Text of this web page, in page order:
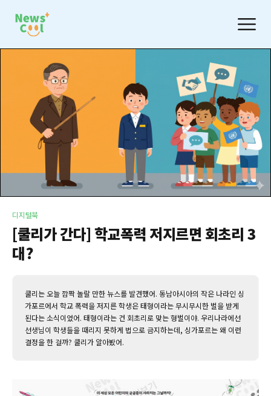
디지털북
[쿨리가 간다] 학교폭력 저지르면 회초리 3
대?
쿨리는 오늘 깜짝 놀랄 만한 뉴스를 발견했어. 동남아시아의 작은 나라인 싱
가포르에서 학교 폭력을 저지른 학생은 태형이라는 무시무시한 벌을 받게
된다는 소식이었어. 태형이라는 건 회초리로 맞는 형벌이야. 우리나라에선
선생님이 학생들을 때리지 못하게 법으로 금지하는데, 싱가포르는 왜 이런
결정을 한 걸까? 쿨리가 알아봤어.